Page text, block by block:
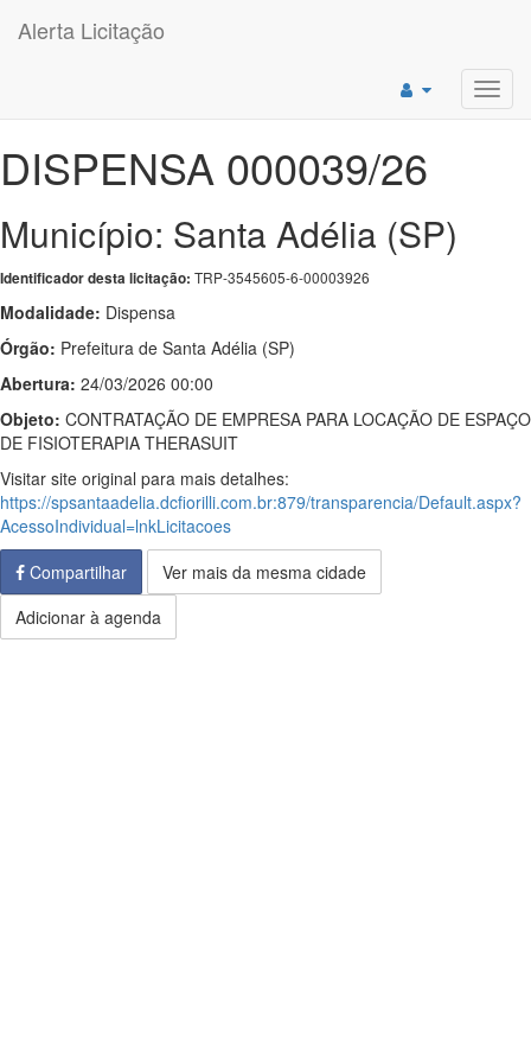
Alerta Licitação
DISPENSA 000039/26
Município: Santa Adélia (SP)
Identificador desta licitação: TRP-3545605-6-00003926
Modalidade: Dispensa
Órgão: Prefeitura de Santa Adélia (SP)
Abertura: 24/03/2026 00:00
Objeto: CONTRATAÇÃO DE EMPRESA PARA LOCAÇÃO DE ESPAÇO
DE FISIOTERAPIA THERASUIT
Visitar site original para mais detalhes:
https://spsantaadelia.dcfiorilli.com.br:879/transparencia/Default.aspx?
AcessoIndividual=lnkLicitacoes
Compartilhar
Ver mais da mesma cidade
Adicionar à agenda